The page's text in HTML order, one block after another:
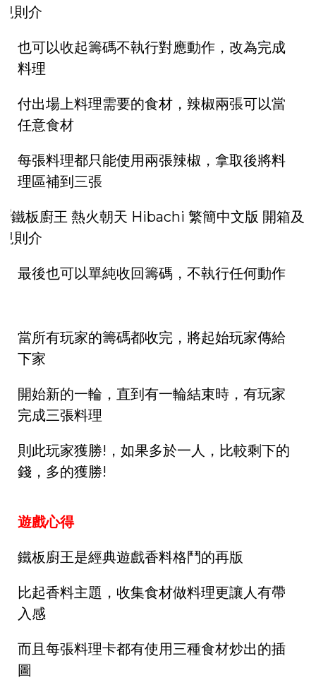
也可以收起籌碼不執行對應動作，改為完成
料理
付出場上料理需要的食材，辣椒兩張可以當
任意食材
每張料理都只能使用兩張辣椒，拿取後將料
理區補到三張
最後也可以單純收回籌碼，不執行任何動作
當所有玩家的籌碼都收完，將起始玩家傳給
下家
開始新的一輪，直到有一輪結束時，有玩家
完成三張料理
則此玩家獲勝!，如果多於一人，比較剩下的
錢，多的獲勝!
遊戲心得
鐵板廚王是經典遊戲香料格鬥的再版
比起香料主題，收集食材做料理更讓人有帶
入感
而且每張料理卡都有使用三種食材炒出的插
圖